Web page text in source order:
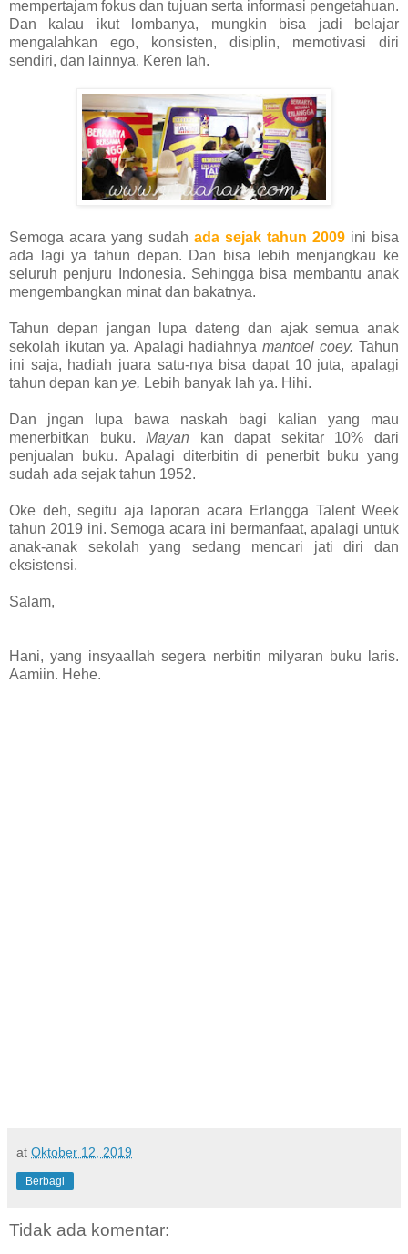
mempertajam fokus dan tujuan serta informasi pengetahuan.
Dan kalau ikut lombanya, mungkin bisa jadi belajar
mengalahkan ego, konsisten, disiplin, memotivasi diri
sendiri, dan lainnya. Keren lah.
Semoga acara yang sudah ada sejak tahun 2009 ini bisa
ada lagi ya tahun depan. Dan bisa l ebih menjangkau ke
seluruh penjuru Indonesia. Sehingga bisa membantu anak
mengembangkan minat dan bakatnya.
Tahun depan jangan lupa dateng dan ajak semua anak
sekolah ikutan ya. Apalagi hadiahnyamantoel coey.Tahun
ini saja, hadiah juara satu-nya bisa dapat 10 juta, apalagi
tahun depan kan ye. Lebih banyak lah ya. Hihi.
Dan jngan lupa bawa naskah bagi kalian yang mau
menerbitkan buku.Mayan
kan dapat sekitar 10% dari
penjualan buku. Apalagi diterbitin di penerbit buku yang
sudah ada sejak tahun 1952.
Oke deh, segitu aja laporan acara Erlangga Talent Week
tahun 2019 ini. Semoga acara ini bermanfaat, apalagi untuk
anak-anak sekolah yang sedang mencari jati diri dan
eksistensi.
Salam,
Hani, yang insyaallah segera nerbitin milyaran buku laris.
Aamiin. Hehe.
at Oktober 12, 2019
Berbagi
Tidak ada komentar: